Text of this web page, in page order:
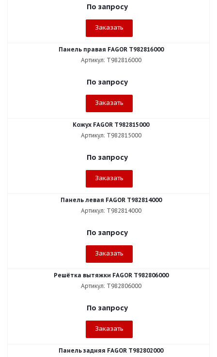
По запросу
Заказать
Панель правая FAGOR T982816000
Артикул: T982816000
По запросу
Заказать
Кожух FAGOR T982815000
Артикул: T982815000
По запросу
Заказать
Панель левая FAGOR T982814000
Артикул: T982814000
По запросу
Заказать
Решётка вытяжки FAGOR T982806000
Артикул: T982806000
По запросу
Заказать
Панель задняя FAGOR T982802000